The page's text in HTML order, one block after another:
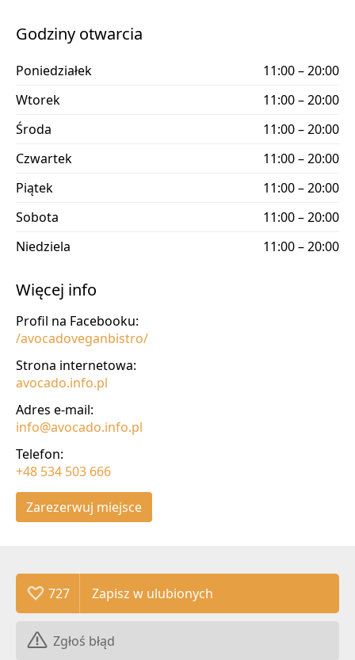
Godziny otwarcia
Poniedziałek
11:00 – 20:00
Wtorek
11:00 – 20:00
Środa
11:00 – 20:00
Czwartek
11:00 – 20:00
Piątek
11:00 – 20:00
Sobota
11:00 – 20:00
Niedziela
11:00 – 20:00
Więcej info
Profil na Facebooku:
/avocadoveganbistro/
Strona internetowa:
avocado.info.pl
Adres e-mail:
info@avocado.info.pl
Telefon:
+48 534 503 666
Zarezerwuj miejsce
727
Zgłoś błąd